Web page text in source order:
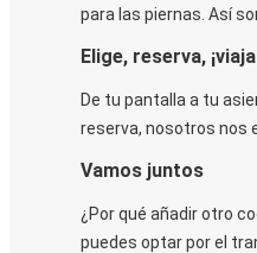
para las piernas. Así
Elige, reserva,
De tu pantalla a tu
reserva, nosotros nos
Vamos juntos
¿Por qué añadir otro
puedes optar por el